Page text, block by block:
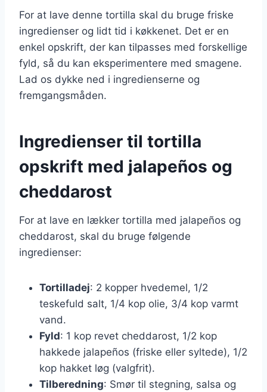
For at lave denne tortilla skal du bruge friske
ingredienser og lidt tid i køkkenet. Det er en
enkel opskrift, der kan tilpasses med forskellige
fyld, så du kan eksperimentere med smagene.
Lad os dykke ned i ingredienserne og
fremgangsmåden.
Ingredienser til tortilla
opskrift med jalapeños og
cheddarost
For at lave en lækker tortilla med jalapeños og
cheddarost, skal du bruge følgende
ingredienser:
Tortilladej: 2 kopper hvedemel, 1/2
teskefuld salt, 1/4 kop olie, 3/4 kop varmt
vand.
Fyld: 1 kop revet cheddarost, 1/2 kop
hakkede jalapeños (friske eller syltede), 1/2
kop hakket løg (valgfrit).
Tilberedning: Smør til stegning, salsa og